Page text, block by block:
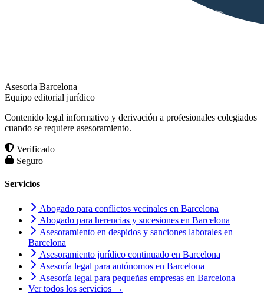
Asesoria Barcelona
Equipo editorial jurídico
Contenido legal informativo y derivación a profesionales colegiados
cuando se requiere asesoramiento.
Verificado
Seguro
Servicios
Abogado para conflictos vecinales en Barcelona
Abogado para herencias y sucesiones en Barcelona
Asesoramiento en despidos y sanciones laborales en
Barcelona
Asesoramiento jurídico continuado en Barcelona
Asesoría legal para autónomos en Barcelona
Asesoría legal para pequeñas empresas en Barcelona
Ver todos los servicios →